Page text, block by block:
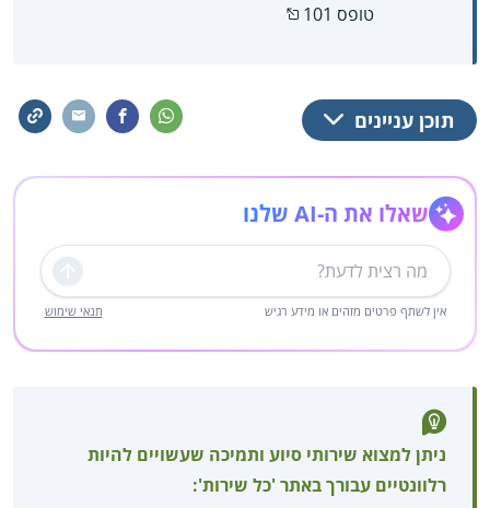
טופס 101
תוכן עניינים
שאלו את ה-AI שלנו
שליחה
אין לשתף פרטים מזהים או מידע רגיש תנאי שימוש
ניתן למצוא שירותי סיוע ותמיכה שעשויים להיות
רלוונטיים עבורך באתר 'כל שירות':